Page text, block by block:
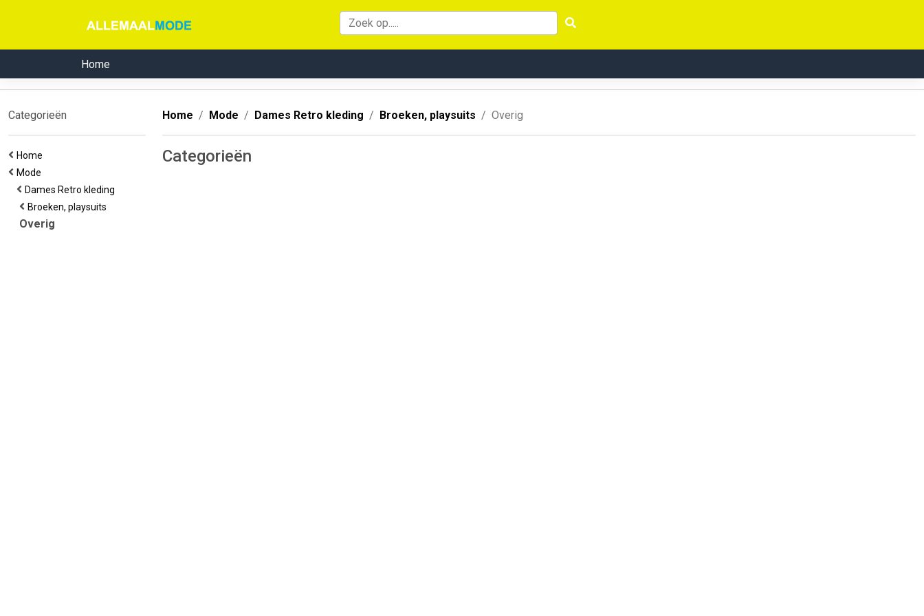
Home
Categorieën
Home
Mode
Dames Retro kleding
Broeken, playsuits
Overig
Home Mode Dames Retro kleding Broeken, playsuits Overig
Categorieën